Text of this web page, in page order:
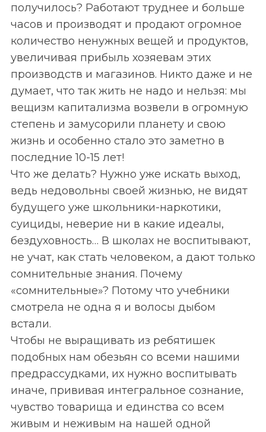
получилось? Работают труднее и больше
часов и производят и продают огромное
количество ненужных вещей и продуктов,
увеличивая прибыль хозяевам этих
производств и магазинов. Никто даже и не
думает, что так жить не надо и нельзя: мы
вещизм капитализма возвели в огромную
степень и замусорили планету и свою
жизнь и особенно стало это заметно в
последние 10-15 лет!
Что же делать? Нужно уже искать выход,
ведь недовольны своей жизнью, не видят
будущего уже школьники-наркотики,
суициды, неверие ни в какие идеалы,
бездуховность… В школах не воспитывают,
не учат, как стать человеком, а дают только
сомнительные знания. Почему
«сомнительные»? Потому что учебники
смотрела не одна я и волосы дыбом
встали.
Чтобы не выращивать из ребятишек
подобных нам обезьян со всеми нашими
предрассудками, их нужно воспитывать
иначе, прививая интегральное сознание,
чувство товарища и единства со всем
живым и неживым на нашей одной
S
e
a
c
h
f
o
:
По авторам